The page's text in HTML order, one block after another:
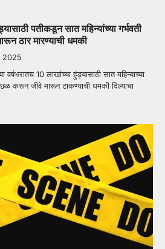
पतीकडून सात महिन्यांच्या गर्भवती
ठार मारण्याची धमकी
2025
10 लाखांच्या हुंड्यासाठी सात महिन्याच्या
करून जीवे मारून टाकण्याची धमकी दिल्याचा